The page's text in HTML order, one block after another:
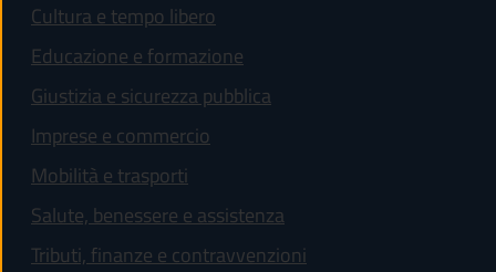
Cultura e tempo libero
Educazione e formazione
Giustizia e sicurezza pubblica
Imprese e commercio
Mobilità e trasporti
Salute, benessere e assistenza
Tributi, finanze e contravvenzioni